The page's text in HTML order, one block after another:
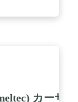
ール×2 ・吸盤
収納バッグ×1
ターによっ
ます。 ※仕
更することがカーサ